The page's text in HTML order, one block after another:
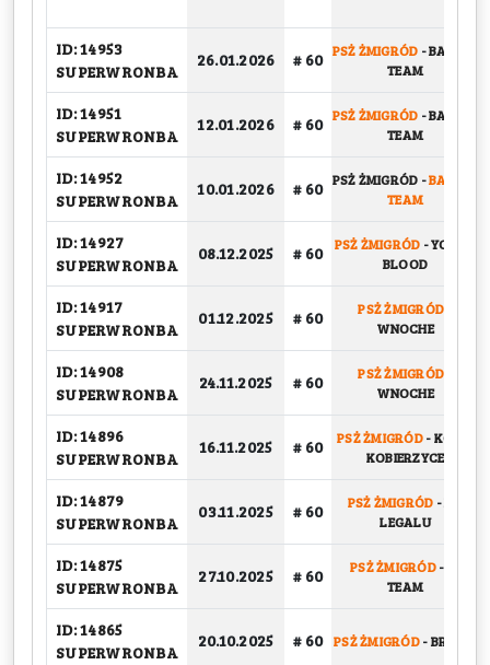
ID: 14953
SUPERWRONBA
26.01.2026 # 60 PSŻ ŻMIGRÓD -BASKET
TEAM
ID: 14951
SUPERWRONBA
12.01.2026 # 60 PSŻ ŻMIGRÓD -BASKET
TEAM
ID: 14952
SUPERWRONBA
10.01.2026 # 60 PSŻ ŻMIGRÓD -BASKET
TEAM
ID: 14927
SUPERWRONBA
08.12.2025 # 60 PSŻ ŻMIGRÓD -YOUNG
BLOOD
ID: 14917
SUPERWRONBA
01.12.2025 # 60 PSŻ ŻMIGRÓD
WNOCHE
ID: 14908
SUPERWRONBA
24.11.2025 # 60 PSŻ ŻMIGRÓD
WNOCHE
ID: 14896
SUPERWRONBA
16.11.2025 # 60 PSŻ ŻMIGRÓD-KOSIR
KOBIERZYCE
ID: 14879
SUPERWRONBA
03.11.2025 # 60 PSŻ ŻMIGRÓD -
LEGALU
ID: 14875
SUPERWRONBA
27.10.2025 # 60 PSŻ ŻMIGRÓD-
TEAM
ID: 14865
SUPERWRONBA
20.10.2025 # 60 PSŻ ŻMIGRÓD-BRICKS